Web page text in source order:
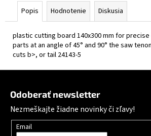
Popis Hodnotenie Diskusia
plastic cutting board 140x300 mm for
parts at an angle of 45° and 90° the saw
cuts b>, or tail 24143-5
Odoberať newsletter
Nezmeškajte žiadne novinky či zľavy!
Email